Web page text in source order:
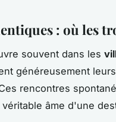
: où les
souvent dans les
généreusement
rencontres
âme d'une